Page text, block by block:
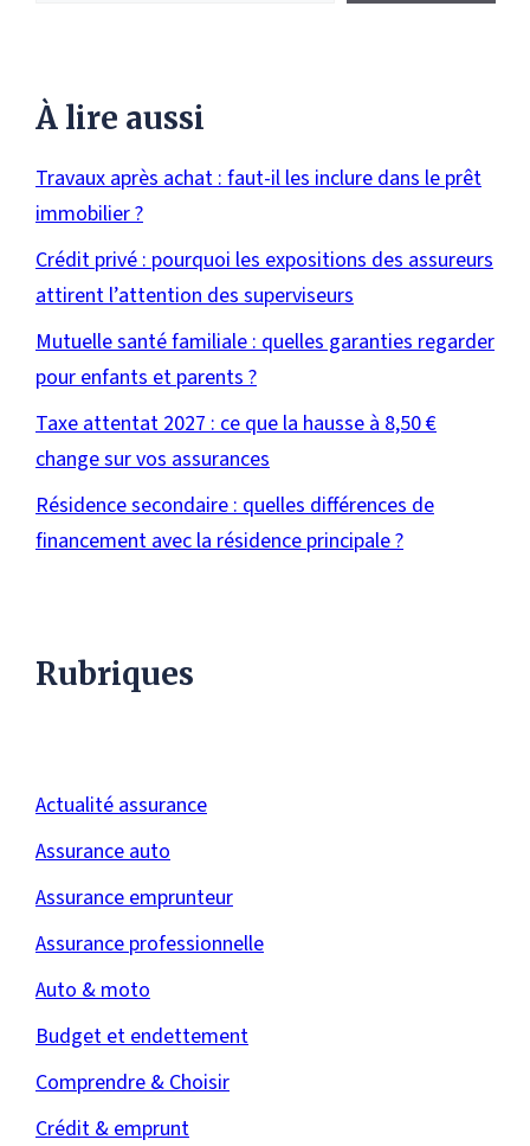
À lire aussi
Travaux après achat : faut-il les inclure dans le prêt
immobilier ?
Crédit privé : pourquoi les expositions des assureurs
attirent l’attention des superviseurs
Mutuelle santé familiale : quelles garanties regarder
pour enfants et parents ?
Taxe attentat 2027 : ce que la hausse à 8,50 €
change sur vos assurances
Résidence secondaire : quelles différences de
financement avec la résidence principale ?
Rubriques
Actualité assurance
Assurance auto
Assurance emprunteur
Assurance professionnelle
Auto & moto
Budget et endettement
Comprendre & Choisir
Crédit & emprunt